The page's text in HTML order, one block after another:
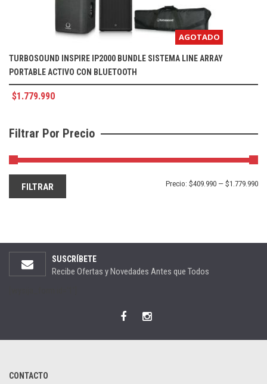
AGOTADO
TURBOSOUND INSPIRE IP2000 BUNDLE SISTEMA LINE ARRAY
PORTABLE ACTIVO CON BLUETOOTH
$1.779.990
Filtrar Por Precio
FILTRAR Precio: $409.990 — $1.779.990
SUSCRÍBETE
Recibe Ofertas y Novedades Antes que Todos
CONTACTO